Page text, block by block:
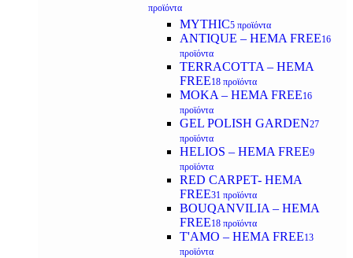
προϊόντα
MYTHIC5 προϊόντα
ANTIQUE – HEMA FREE16
προϊόντα
TERRACOTTA – HEMA
FREE18 προϊόντα
MOKA – HEMA FREE16
προϊόντα
GEL POLISH GARDEN27
προϊόντα
HELIOS – HEMA FREE9
προϊόντα
RED CARPET- HEMA
FREE31 προϊόντα
BOUQANVILIA – HEMA
FREE18 προϊόντα
T'AMO – HEMA FREE13
προϊόντα